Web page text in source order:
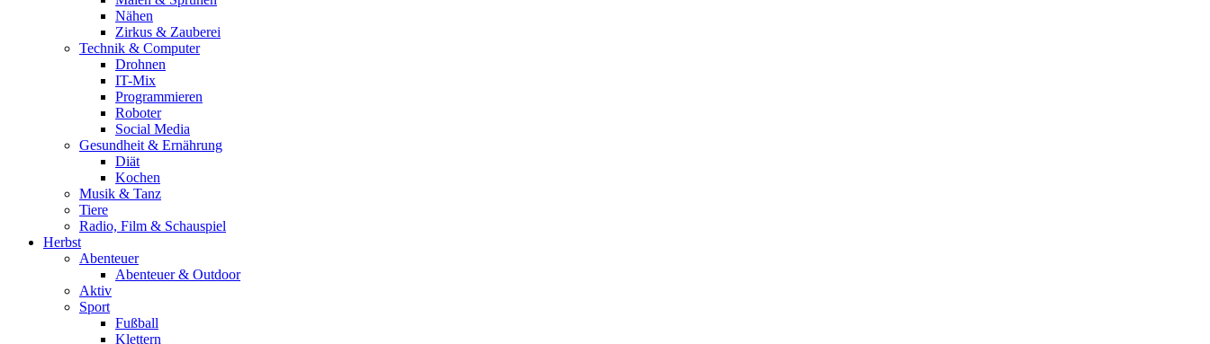
Nähen
Zirkus & Zauberei
Technik & Computer
Drohnen
IT-Mix
Programmieren
Roboter
Social Media
Gesundheit & Ernährung
Diät
Kochen
Musik & Tanz
Tiere
Radio, Film & Schauspiel
Herbst
Abenteuer
Abenteuer & Outdoor
Aktiv
Sport
Fußball
Klettern